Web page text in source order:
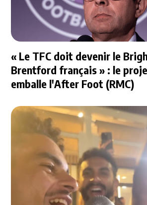
« Le TFC doit devenir le
Brentford français » : le
emballe l'After Foot (RMC)